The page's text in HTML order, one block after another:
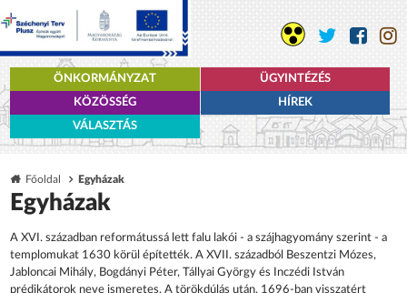
ÖNKORMÁNYZAT
ÜGYINTÉZÉS
KÖZÖSSÉG
HÍREK
VÁLASZTÁS
Főoldal Egyházak
Egyházak
A XVI. században reformátussá lett falu lakói - a szájhagyomány szerint - a
templomukat 1630 körül építették. A XVII. századból Beszentzi Mózes,
Jabloncai Mihály, Bogdányi Péter, Tállyai György és Inczédi István
prédikátorok neve ismeretes. A törökdúlás után, 1696-ban visszatért